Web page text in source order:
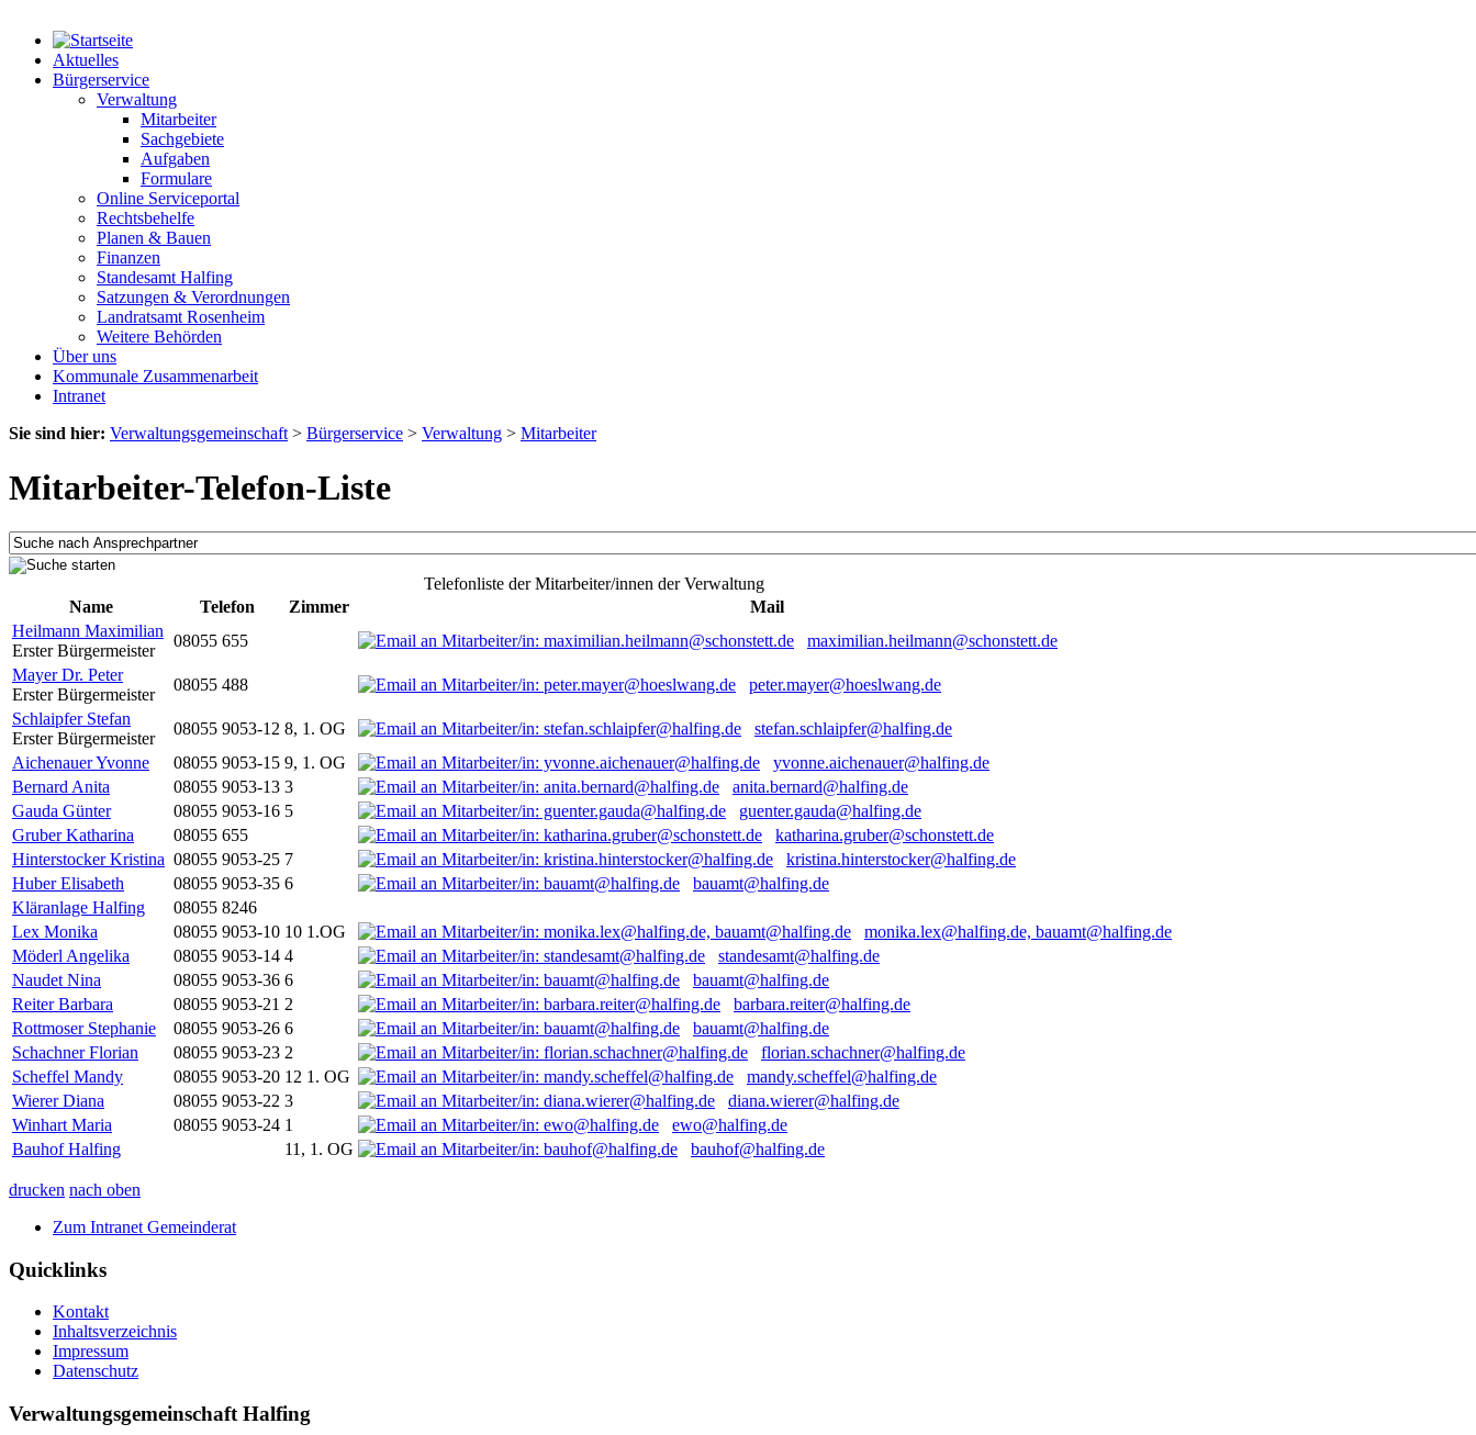
Aktuelles
Bürgerservice
Verwaltung
Mitarbeiter
Sachgebiete
Aufgaben
Formulare
Online Serviceportal
Rechtsbehelfe
Planen & Bauen
Finanzen
Standesamt Halfing
Satzungen & Verordnungen
Landratsamt Rosenheim
Weitere Behörden
Über uns
Kommunale Zusammenarbeit
Intranet
Sie sind hier: Verwaltungsgemeinschaft > Bürgerservice > Verwaltung > Mitarbeiter
Mitarbeiter-Telefon-Liste
Telefonliste der Mitarbeiter/innen der Verwaltung
Name
Telefon Zimmer
Mail
Heilmann Maximilian
Erster Bürgermeister
08055 655
maximilian.heilmann@schonstett.de
Mayer Dr. Peter
Erster Bürgermeister
08055 488
peter.mayer@hoeslwang.de
Schlaipfer Stefan
Erster Bürgermeister
08055 9053-12 8, 1. OG
stefan.schlaipfer@halfing.de
Aichenauer Yvonne
08055 9053-15 9, 1. OG
yvonne.aichenauer@halfing.de
Bernard Anita
08055 9053-13 3
anita.bernard@halfing.de
Gauda Günter
08055 9053-16 5
guenter.gauda@halfing.de
Gruber Katharina
08055 655
katharina.gruber@schonstett.de
Hinterstocker Kristina 08055 9053-25 7
kristina.hinterstocker@halfing.de
Huber Elisabeth
08055 9053-35 6
bauamt@halfing.de
Kläranlage Halfing
08055 8246
Lex Monika
08055 9053-10 10 1.OG
monika.lex@halfing.de, bauamt@halfing.de
Möderl Angelika
08055 9053-14 4
standesamt@halfing.de
Naudet Nina
08055 9053-36 6
bauamt@halfing.de
Reiter Barbara
08055 9053-21 2
barbara.reiter@halfing.de
Rottmoser Stephanie
08055 9053-26 6
bauamt@halfing.de
Schachner Florian
08055 9053-23 2
florian.schachner@halfing.de
Scheffel Mandy
08055 9053-20 12 1. OG
mandy.scheffel@halfing.de
Wierer Diana
08055 9053-22 3
diana.wierer@halfing.de
Winhart Maria
08055 9053-24 1
ewo@halfing.de
Bauhof Halfing
11, 1. OG bauhof@halfing.de
drucken nach oben
Zum Intranet Gemeinderat
Quicklinks
Kontakt
Inhaltsverzeichnis
Impressum
Datenschutz
Verwaltungsgemeinschaft Halfing